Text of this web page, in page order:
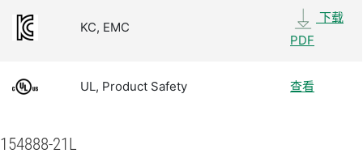
KC, EMC
下载
PDF
UL, Product Safety 查看
154888-21L